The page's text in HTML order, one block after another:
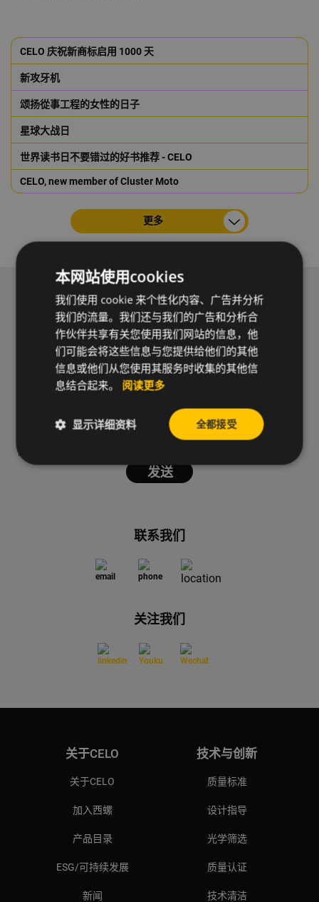
CELO 庆祝新商标启用 1000 天
新攻牙机
颂扬從事工程的女性的日子
星球大战日
世界读书日不要错过的好书推荐 - CELO
CELO, new member of Cluster Moto
更多
订阅新闻通讯以接收我们的新闻和实用信息。
我同意处理我的个人资料并接受CELO的
，以便订阅CELO的通
信。
联系我们
关注我们
关于CELO
关于CELO
加入西螺
产品目录
ESG/可持续发展
新闻
技术与创新
质量标准
设计指导
光学筛选
质量认证
技术清洁
本网站使用cookies
我们使用 cookie 来个性化内容、广告并分析
我们的流量。我们还与我们的广告和分析合
作伙伴共享有关您使用我们网站的信息，他
们可能会将这些信息与您提供给他们的其他
信息或他们从您使用其服务时收集的其他信
息结合起来。 阅读更多
全都接受
显示详细资料